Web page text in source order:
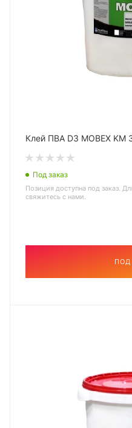
Клей ПВА D3 MOBEX KM
Под заказ
Позиция доступна под заказ.
свяжитесь с нами.
ПОД